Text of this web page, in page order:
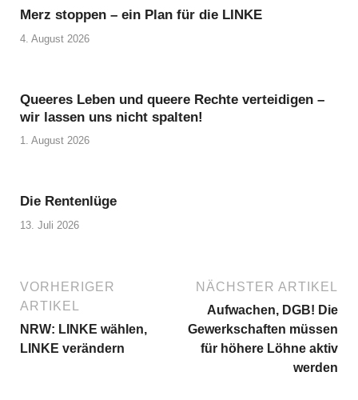
Merz stoppen – ein Plan für die LINKE
4. August 2026
Queeres Leben und queere Rechte verteidigen –
wir lassen uns nicht spalten!
1. August 2026
Die Rentenlüge
13. Juli 2026
VORHERIGER
ARTIKEL
NRW: LINKE wählen,
LINKE verändern
NÄCHSTER ARTIKEL
Aufwachen, DGB! Die
Gewerkschaften müssen
für höhere Löhne aktiv
werden